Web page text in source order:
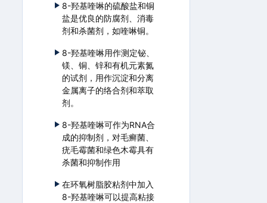
8-羟基喹啉的硫酸盐和铜
盐是优良的防腐剂、消毒
剂和杀菌剂，如喹啉铜。
8-羟基喹啉用作测定铋、
镁、铜、锌和有机元素氮
的试剂，用作沉淀和分离
金属离子的络合剂和萃取
剂。
8-羟基喹啉可作为RNA合
成的抑制剂，对毛癣菌、
疣毛霉菌和绿色木霉具有
杀菌和抑制作用
在环氧树脂胶粘剂中加入
8-羟基喹啉可以提高粘接